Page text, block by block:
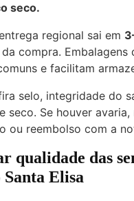
seco.
regional sai em
compra. Embalagens
e facilitam
selo, integridade do
seco. Se houver avaria,
ou reembolso com a
qualidade das
Elisa